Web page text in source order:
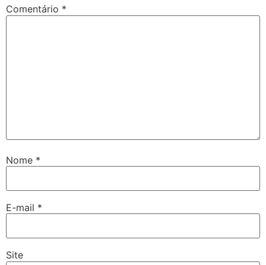
Comentário *
Nome *
E-mail *
Site